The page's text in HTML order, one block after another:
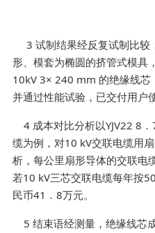
3 试制结果经反复试制比较
形、模套为椭圆的挤管式模具
10kV 3× 240 mm 的绝缘线芯
并通过性能试验，已交付用户
4 成本对比分析以YJV22 8
缆为例，对10 kV交联电缆用
析，每公里扇形导体的交联电
若10 kV三芯交联电缆每年按
民币41．8万元。
5 结束语经测量，绝缘线芯